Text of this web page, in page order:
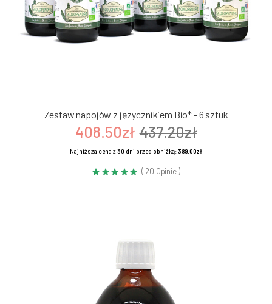
Zestaw napojów z języcznikiem Bio* - 6 sztuk
408.50zł 437.20zł
Najniższa cena z 30 dni przed obniżką:389.00zł
( 20 Opinie )